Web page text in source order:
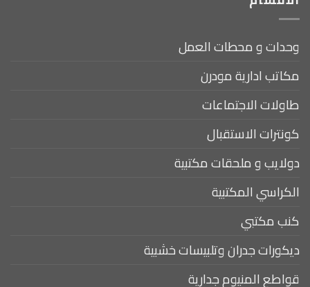
وحدات و محطات العمل
مكاتب ادارية مودرن
طاولات الاجتماعات
كونترات الاستقبال
دولايب و ملحقات مكتبية
الكراسي المكتبية
كنب مكتبي
ديكورات جدران وتلبيسات خشبية
قواطع المنيوم جدارية